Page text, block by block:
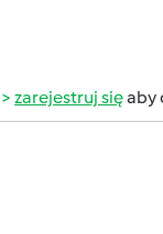
zarejestruj sięaby